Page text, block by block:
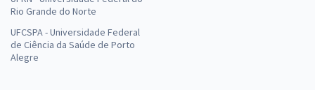
Rio Grande do Norte
UFCSPA - Universidade Federal
de Ciência da Saúde de Porto
Alegre